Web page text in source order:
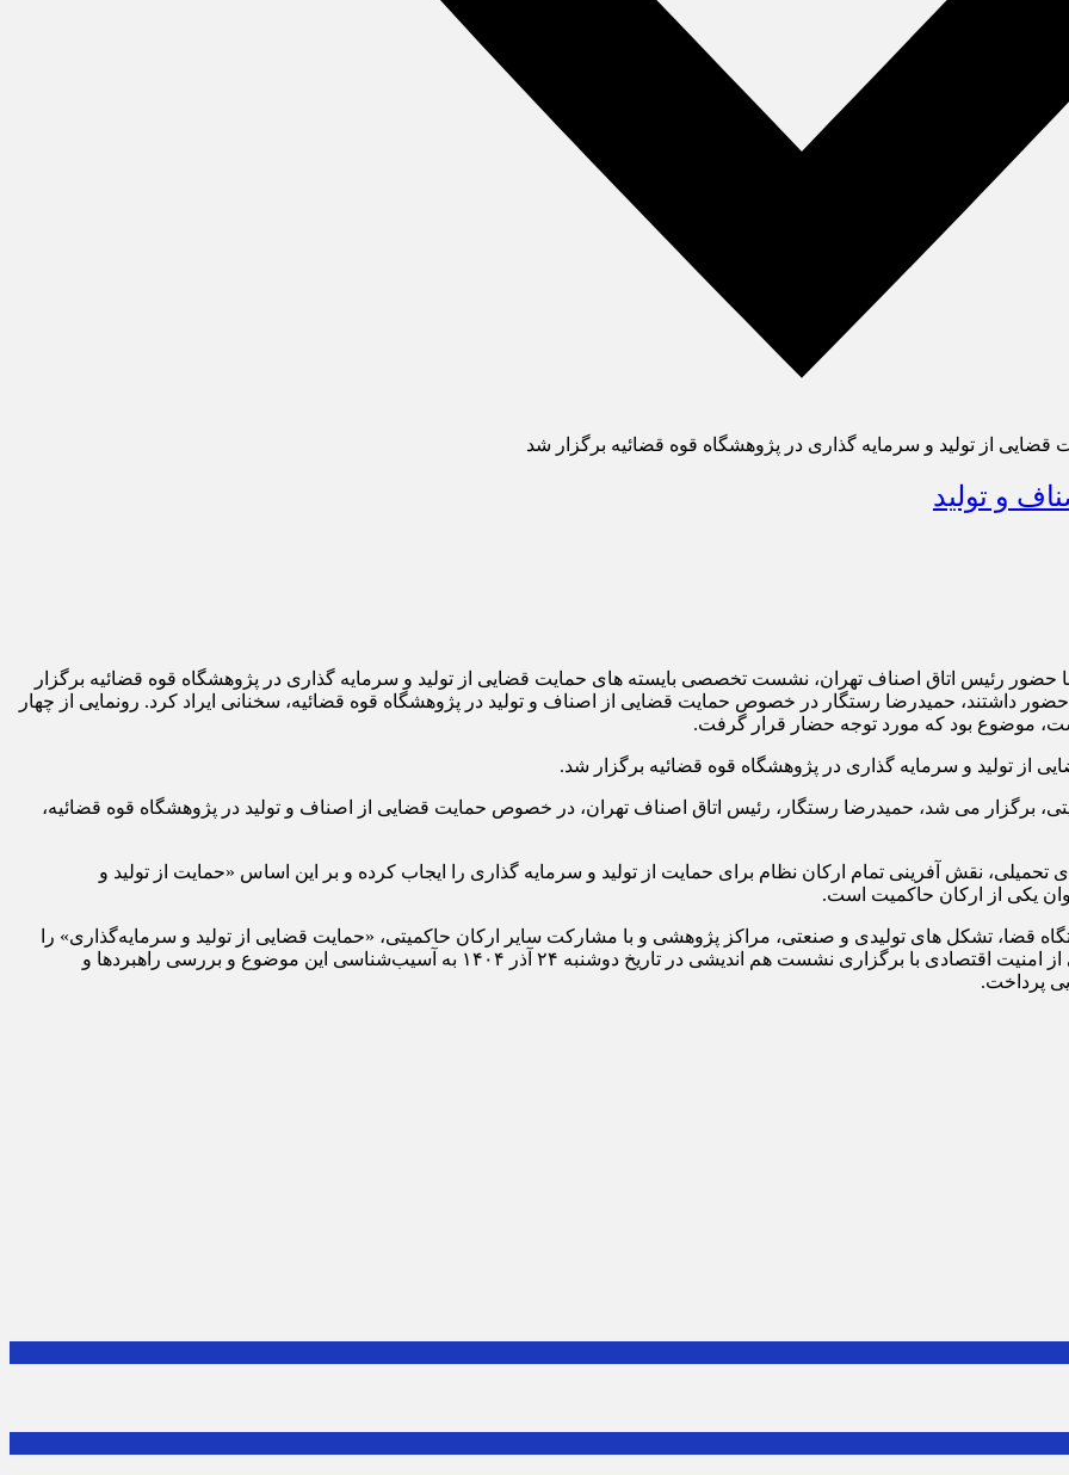
از تولید و سرمایه گذاری در پژوهشگاه قوه قضائیه برگزار شد
و تولید
اطلاع رسانی اتاق اصناف تهران| روز دوشنبه 24 آذر ماه 1404، با حضور رئیس اتاق اصناف تهران، نشست تخصصی بایسته های حمایت قضایی از تولید و سرمایه گذاری در پژوهشگاه قوه قضائیه برگزار
داشتند، حمیدرضا رستگار در خصوص حمایت قضایی از اصناف و تولید در پژوهشگاه قوه قضائیه، سخنانی ایراد کرد. رونمایی از چهار
موضوع بود که مورد توجه حضار قرار گرفت.
برگزار می شد، حمیدرضا رستگار، رئیس اتاق اصناف تهران، در خصوص حمایت قضایی از اصناف و تولید در پژوهشگاه قوه قضائیه،
نقش آفرینی تمام ارکان نظام برای حمایت از تولید و سرمایه گذاری را ایجاب کرده و بر این اساس «حمایت از تولید و
یکی از ارکان حاکمیت است.
قضا، تشکل های تولیدی و صنعتی، مراکز پژوهشی و با مشارکت سایر ارکان حاکمیتی، «حمایت قضایی از تولید و سرمایه‌گذاری» را
مورد توجه جدی قرار داده است. در این راستا کارگروه حمایت قضایی از امنیت اقتصادی با برگزاری نشست هم اندیشی در تاریخ دوشنبه ۲۴ آذر ۱۴۰۴ به آسیب‌شناسی این موضوع و بررسی راهبردها و
پرداخت.